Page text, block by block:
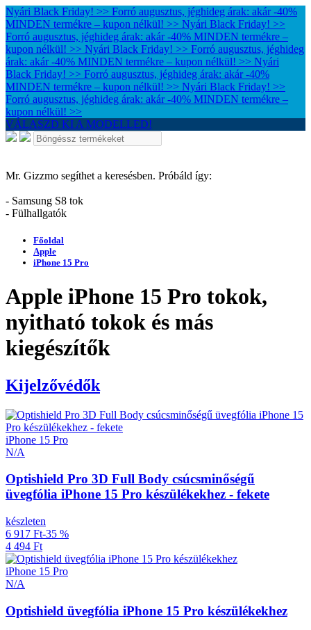
Nyári Black Friday! >> Forró augusztus, jéghideg árak: akár -40%
MINDEN termékre – kupon nélkül! >> Nyári Black Friday! >>
Forró augusztus, jéghideg árak: akár -40% MINDEN termékre –
kupon nélkül! >> Nyári Black Friday! >> Forró augusztus, jéghideg
árak: akár -40% MINDEN termékre – kupon nélkül! >> Nyári
Black Friday! >> Forró augusztus, jéghideg árak: akár -40%
MINDEN termékre – kupon nélkül! >> Nyári Black Friday! >>
Forró augusztus, jéghideg árak: akár -40% MINDEN termékre –
kupon nélkül! >>
VÁLASZD KI A MODELLED!
Mr. Gizzmo segíthet a keresésben. Próbáld így:
- Samsung S8 tok
- Fülhallgatók
Főoldal
Apple
iPhone 15 Pro
Apple iPhone 15 Pro tokok,
nyitható tokok és más
kiegészítők
Kijelzővédők
iPhone 15 Pro
N/A
Optishield Pro 3D Full Body csúcsminőségű
üvegfólia iPhone 15 Pro készülékekhez - fekete
készleten
6 917 Ft-35 %
4 494 Ft
iPhone 15 Pro
N/A
Optishield üvegfólia iPhone 15 Pro készülékekhez